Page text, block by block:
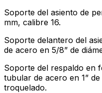
Soporte del asiento de
mm, calibre 16.
Soporte delantero del
de acero en 5/8” de
Soporte del respaldo en
tubular de acero en 1”
troquelado.